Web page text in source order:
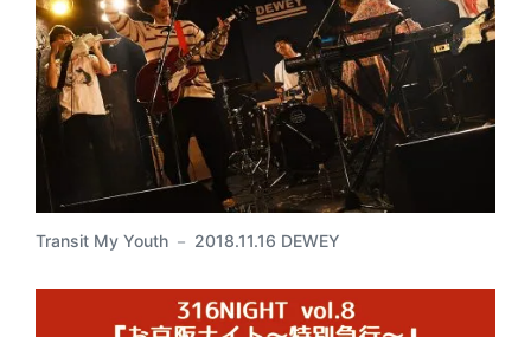
Transit My Youth － 2018.11.16 DEWEY